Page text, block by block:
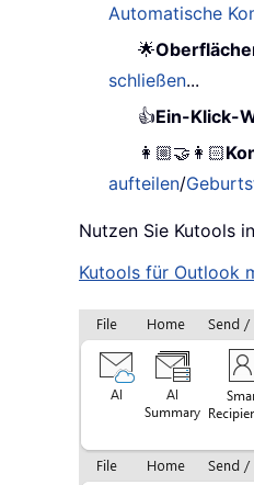
Automatische
🌟
schließen...
👍Ein-Klick-
👩🏼‍🤝‍👩🏻
aufteilen/
Nutzen Sie Kutools
Kutools für Outlook